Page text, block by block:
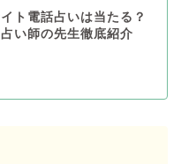
ト電話占いは当たる？
い師の先生徹底紹介